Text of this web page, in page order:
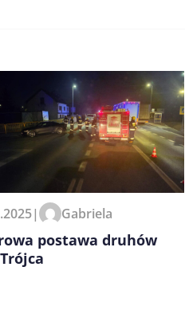
przeglądarce podczas pisania
| Gabriela
postawa druhów